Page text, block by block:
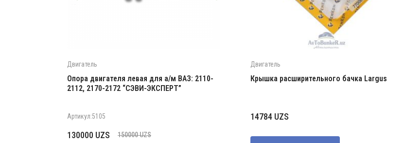
Двигатель
Опора двигателя левая для а/м ВАЗ: 2110-
2112, 2170-2172 “СЭВИ-ЭКСПЕРТ”
Артикул:5105
150000UZS
Первоначальная
130000 UZS
Текущая
Двигатель
Крышка расширительного бачка Largus
14784 UZS